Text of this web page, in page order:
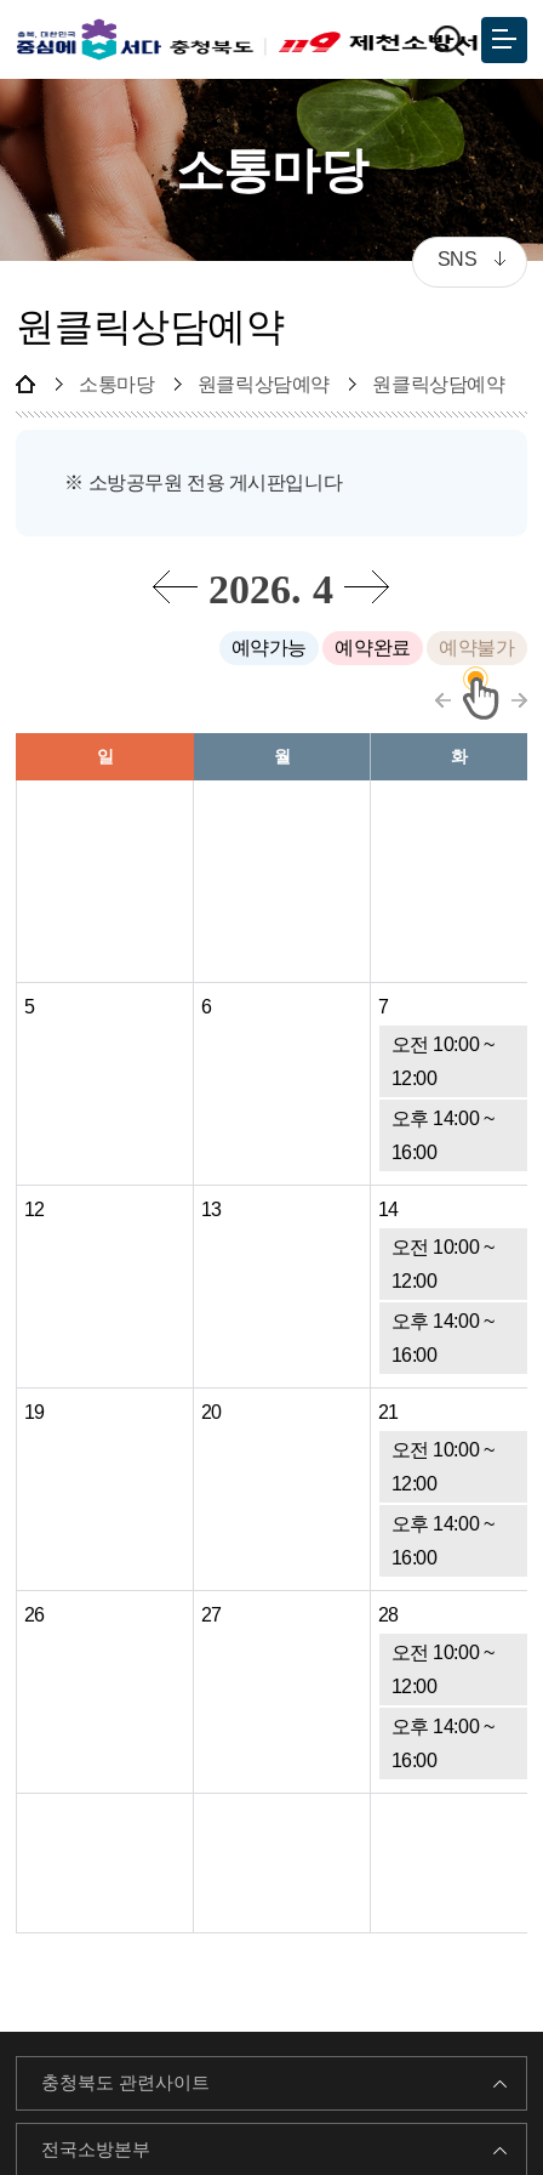
소통마당
원클릭상담예약
소통마당 원클릭상담예약 원클릭상담예약
SNS
※ 소방공무원 전용 게시판입니다
2026. 4
예약가능 예약완료 예약불가
일 월 화
5 6
7
오전 10:00 ~
12:00
오후 14:00 ~
16:00
12 13
14
오전 10:00 ~
12:00
오후 14:00 ~
16:00
19 20
21
오전 10:00 ~
12:00
오후 14:00 ~
16:00
26 27
28
오전 10:00 ~
12:00
오후 14:00 ~
16:00
충청북도 관련사이트
전국소방본부